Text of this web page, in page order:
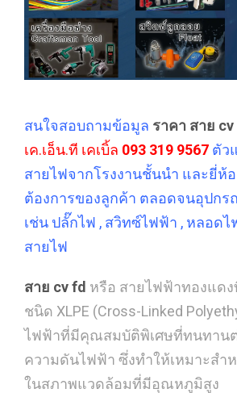
สนใจสอบถามข้อมูล ราคา สาย
เค.เอ็น.ที เคเบิ้ล 093 319 9567 ตัว
สายไฟจากโรงงานชั้นนำ และยี่ห้
ต้องการของลูกค้า ตลอดจนอุปก
เช่น ปลั๊กไฟ , สวิทซ์ไฟฟ้า , หลอด
สายไฟ
สาย cv fd หรือ สายไฟฟ้าทองแด
ชนิด XLPE (Cross-Linked
ไฟฟ้าที่มีคุณสมบัติพิเศษที่ทนทาน
ความดันไฟฟ้า ซึ่งทำให้เหมาะสำ
ในสภาพแวดล้อมที่มีอุณหภูมิสูง